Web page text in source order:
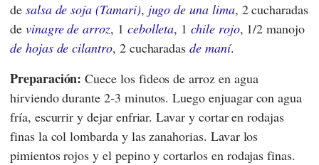
de salsa de soja (Tamari), jugo de una lima, 2 cucharadas
de vinagre de arroz, 1 cebolleta, 1chile rojo, 1/2 manojo
de hojas de cilantro, 2 cucharadasde maní.
Preparación: Cuece los fideos de arroz en agua
hirviendo durante 2-3 minutos. Luego enjuagar con agua
fría, escurrir y dejar enfriar. Lavar y cortar en rodajas
finas la col lombarda y las zanahorias. Lavar los
pimientos rojos y el pepino y cortarlos en rodajas finas.